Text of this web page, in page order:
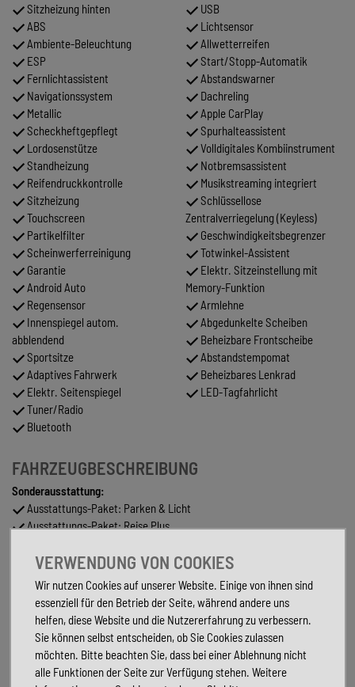
Sitzheizung hinten
ABS
Ambiente-Beleuchtung
ESP
Fernlichtassistent
Navigationssystem
Metallic
Scheckheftgepflegt
Lordosenstütze
Standheizung
Reifendruckkontrolle
Sitzheizung
Touchscreen
Partikelfilter
Scheinwerferreinigung
Garantie
Android Auto
Regensensor
Innenspiegel autom.
abblendend
Sportsitze
Adaptives Fahrwerk
Elektr. Seitenspiegel
Tuner/Radio
Bluetooth
USB
Lichtsensor
Allwetterreifen
Start/Stopp-Automatik
Abstandswarner
Dachreling
Apple CarPlay
Spurhalteassistent
Volldigitales Kombiinstrument
Notbremsassistent
Musikstreaming integriert
Schlüssellose
Zentralverriegelung (Keyless)
Geschwindigkeitsbegrenzer
Totwinkel-Assistent
Elektr. Sitzeinstellung mit
Memory-Funktion
Armlehne
Abgedunkelte Scheiben
Beheizbare Frontscheibe
Abstandstempomat
Beheizbares Lenkrad
LED-Tagfahrlicht
FAHRZEUGBESCHREIBUNG
Sonderausstattung:
Ausstattungs-Paket: Parken & Licht
Ausstattungs-Paket: Reise Plus
Gepäckraum-Abtrennung (Netz)
Infotainment-Paket Columbus Plus
Kindersicherung elektr. betätigt
Komfort-Paket Plus
Komfortöffnung für elektr. Heckklappe/-Deckel
Laderaumboden variabel
Metallic-Lackierung Premium
Sicherheits-Paket
VERWENDUNG VON COOKIES
Wir nutzen Cookies auf unserer Website. Einige von ihnen sind
essenziell für den Betrieb der Seite, während andere uns
helfen, diese Website und die Nutzererfahrung zu verbessern.
Sie können selbst entscheiden, ob Sie Cookies zulassen
möchten. Bitte beachten Sie, dass bei einer Ablehnung nicht
alle Funktionen der Seite zur Verfügung stehen. Weitere